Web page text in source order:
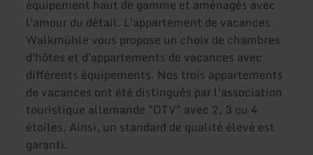
équipement haut de gamme et aménagés avec
l'amour du détail. L'appartement de vacances
Walkmühle vous propose un choix de chambres
d'hôtes et d'appartements de vacances avec
différents équipements. Nos trois appartements
de vacances ont été distingués par l'association
touristique allemande "DTV" avec 2, 3 ou 4
étoiles. Ainsi, un standard de qualité élevé est
garanti.